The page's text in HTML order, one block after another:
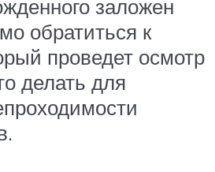
заложен
обратиться к
проведет осмотр
делать для